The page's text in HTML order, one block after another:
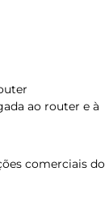
ao router e à
comerciais do